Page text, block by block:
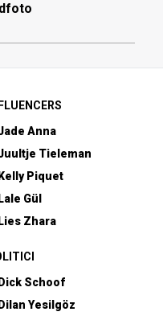
Anna
Tieleman
Kelly Piquet
Lale Gül
Lies Zhara
Dick Schoof
Dilan Yesilgöz